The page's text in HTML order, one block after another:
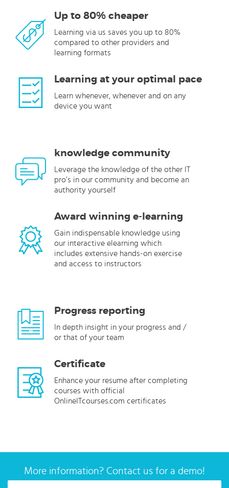
Up to 80% cheaper
Learning via us saves you up to 80%
compared to other providers and
learning formats
Learning at your optimal pace
Learn whenever, whenever and on any
device you want
knowledge community
Leverage the knowledge of the other IT
pro’s in our community and become an
authority yourself
Award winning e-learning
Gain indispensable knowledge using
our interactive elearning which
includes extensive hands-on exercise
and access to instructors
Progress reporting
In depth insight in your progress and /
or that of your team
Certificate
Enhance your resume after completing
courses with official
OnlineITcourses.com certificates
More information? Contact us for a demo!